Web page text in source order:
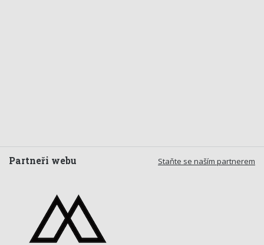
Staňte se naším partnerem
Partneři webu